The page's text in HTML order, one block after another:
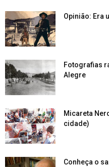
Opinião: Era
Fotografias
Alegre
Micareta
cidade)
Conheça o